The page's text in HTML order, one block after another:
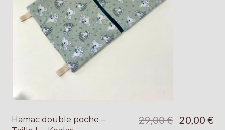
Hamac double poche –
29,00€
Le
prix
20,00€Le